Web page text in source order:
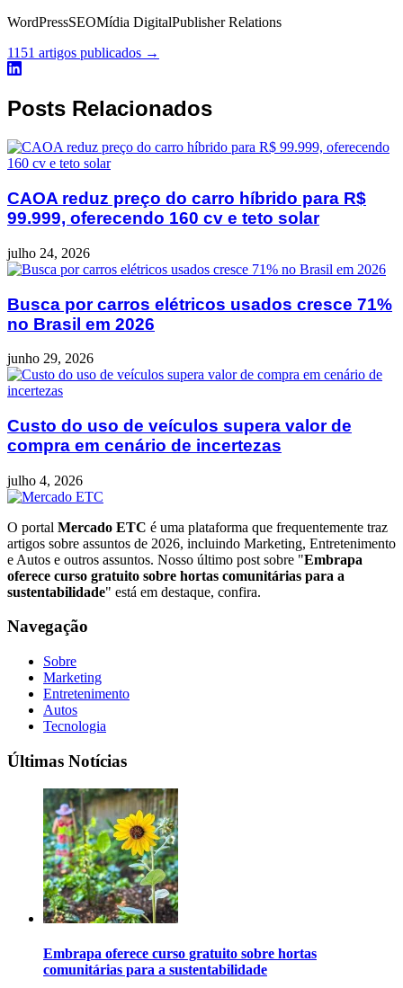
WordPressSEOMídia DigitalPublisher Relations
1151 artigos publicados →
Posts Relacionados
CAOA reduz preço do carro híbrido para R$
99.999, oferecendo 160 cv e teto solar
julho 24, 2026
Busca por carros elétricos usados cresce 71%
no Brasil em 2026
junho 29, 2026
Custo do uso de veículos supera valor de
compra em cenário de incertezas
julho 4, 2026
O portal Mercado ETC é uma plataforma que frequentemente traz
artigos sobre assuntos de 2026, incluindo Marketing, Entretenimento
e Autos e outros assuntos. Nosso último post sobre "Embrapa
oferece curso gratuito sobre hortas comunitárias para a
sustentabilidade" está em destaque, confira.
Navegação
Sobre
Marketing
Entretenimento
Autos
Tecnologia
Últimas Notícias
Embrapa oferece curso gratuito sobre hortas
comunitárias para a sustentabilidade